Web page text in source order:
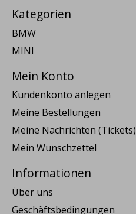
Kategorien
BMW
MINI
Mein Konto
Kundenkonto anlegen
Meine Bestellungen
Meine Nachrichten (Tickets)
Mein Wunschzettel
Informationen
Über uns
Geschäftsbedingungen